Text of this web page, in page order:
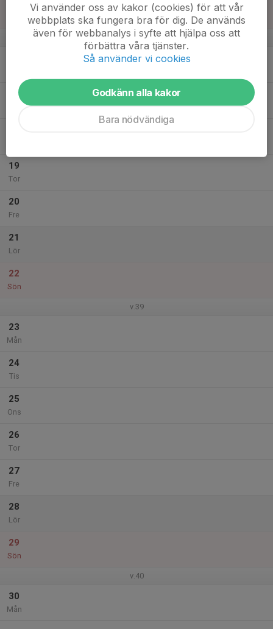
v.38
17
19
Tor
20
Fre
21
Lör
22
Sön
v.39
23
Mån
24
Tis
25
Ons
26
Tor
27
Fre
28
Lör
29
Sön
v.40
30
Mån
Vi använder oss av kakor (cookies) för att vår
webbplats ska fungera bra för dig. De används
även för webbanalys i syfte att hjälpa oss att
förbättra våra tjänster.
Så använder vi cookies
Godkänn alla kakor
Bara nödvändiga